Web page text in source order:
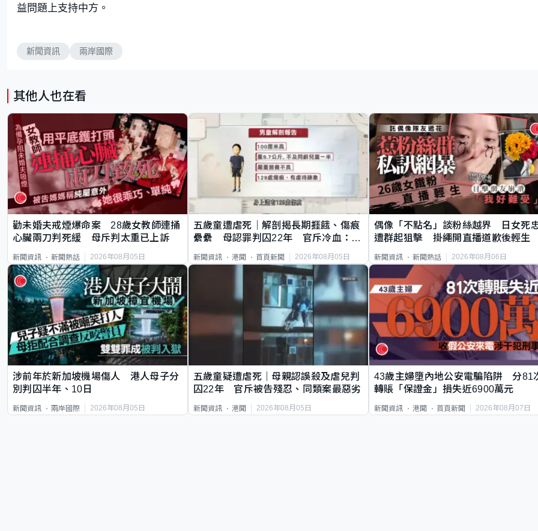
益問題上支持中方。
新聞資訊 兩岸國際
其他人也在看
勸未婚夫戒煙爆命案 28歲女教師連捅
心臟兩刀判死緩 母斥判太重已上訴
新聞資訊 新聞熱話 2026年08月05日
五歲童遭虐死｜解剖揭長期捱餓、傷痕
纍纍 母認罪判囚22年 官斥冷血：同
新聞資訊 港聞 首頁新聞 2026年08月05日
偶像「不點名」談粉絲越界 日女死
遭群起狙擊 掛繩開直播道歉後輕生
新聞資訊 新聞熱話 2026年08月06日
涉前年於新加坡機場傷人 港人母子分
別判囚半年、10日
新聞資訊 兩岸國際 2026年08月05日
五歲童疑遭虐死｜母親認誤殺及虐兒判
囚22年 官斥被告殘忍、同類案最惡劣
新聞資訊 港聞 2026年08月05日
43歲主婦墮內地公安電騙陷阱 分81
轉賬「保證金」損失近6900萬元
新聞資訊 港聞 首頁新聞 2026年08月07日